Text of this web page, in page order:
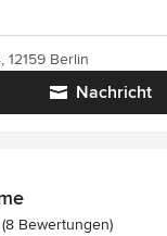
Nachricht
12159 Berlin
Bewertung: 5 von 5
(8 Bewertungen)